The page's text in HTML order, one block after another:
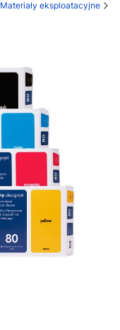
Materiały eksploatacyjne